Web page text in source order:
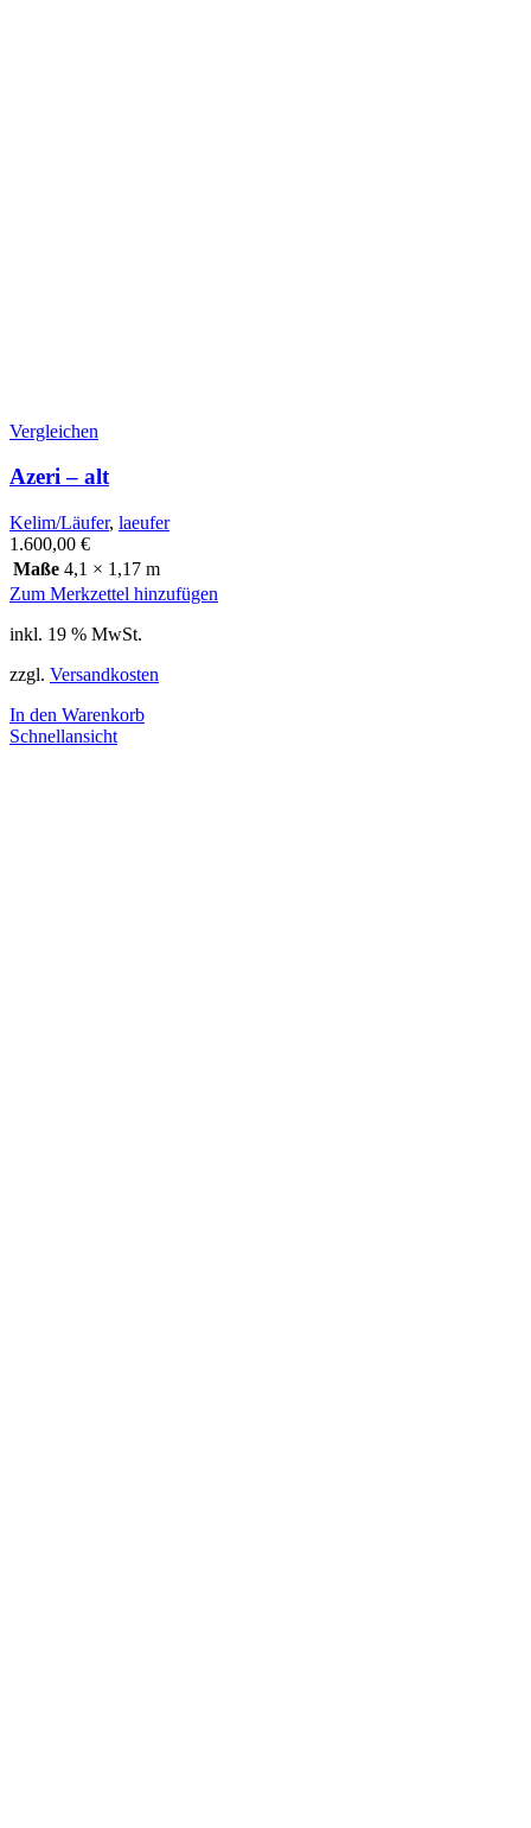
Vergleichen
Azeri – alt
Kelim/Läufer, laeufer
1.600,00 €
Maße 4,1 × 1,17 m
Zum Merkzettel hinzufügen
inkl. 19 % MwSt.
zzgl. Versandkosten
In den Warenkorb
Schnellansicht